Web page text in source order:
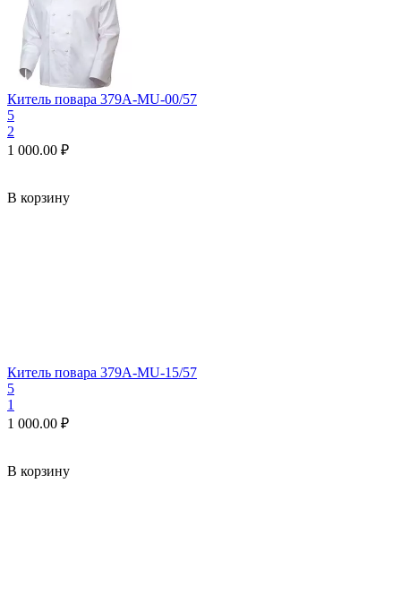
Китель повара 379A-MU-00/57
5
2
1 000.00 ₽
В корзину
Китель повара 379A-MU-15/57
5
1
1 000.00 ₽
В корзину